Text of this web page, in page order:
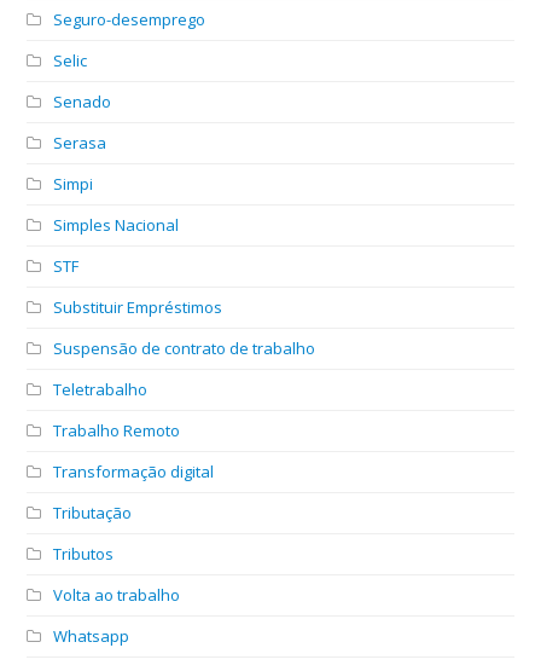
Seguro-desemprego
Selic
Senado
Serasa
Simpi
Simples Nacional
STF
Substituir Empréstimos
Suspensão de contrato de trabalho
Teletrabalho
Trabalho Remoto
Transformação digital
Tributação
Tributos
Volta ao trabalho
Whatsapp